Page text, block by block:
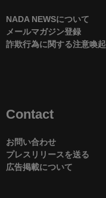
NADA NEWSについて
メールマガジン登録
詐欺行為に関する注意喚起
Contact
お問い合わせ
プレスリリースを送る
広告掲載について